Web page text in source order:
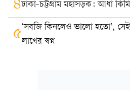
৪ঢাকা-চট্টগ্রাম মহাসড়ক: আধা
৫‘সবজি কিনলেও ভালো হতো’,
লাখের স্বপ্ন